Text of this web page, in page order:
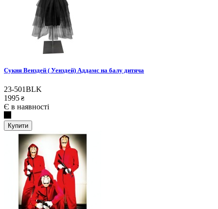
Сукня Венздей ( Уенздей) Аддамс на балу дитяча
23-501BLK
1995 ₴
Є в наявності
Купити